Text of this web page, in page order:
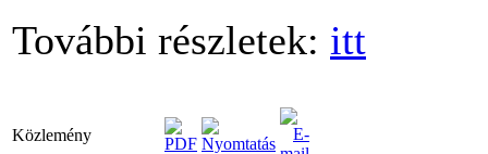
További részletek: itt
Közlemény